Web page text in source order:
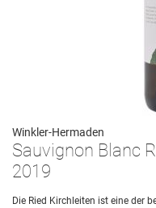
Winkler-Hermaden
Sauvignon Blanc
2019
Die Ried Kirchleiten ist eine der